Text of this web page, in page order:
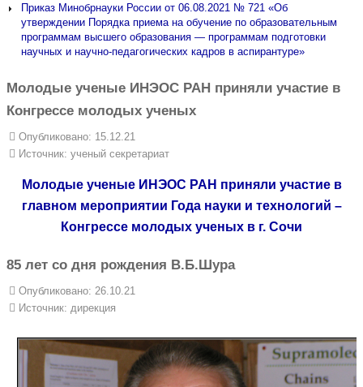
Приказ Минобрнауки России от 06.08.2021 № 721 «Об
утверждении Порядка приема на обучение по образовательным
программам высшего образования — программам подготовки
научных и научно-педагогических кадров в аспирантуре»
Молодые ученые ИНЭОС РАН приняли участие в
Конгрессе молодых ученых
Опубликовано: 15.12.21
Источник: ученый секретариат
Молодые ученые ИНЭОС РАН приняли участие в
главном мероприятии Года науки и технологий –
Конгрессе молодых ученых в г. Сочи
85 лет со дня рождения В.Б.Шура
Опубликовано: 26.10.21
Источник: дирекция